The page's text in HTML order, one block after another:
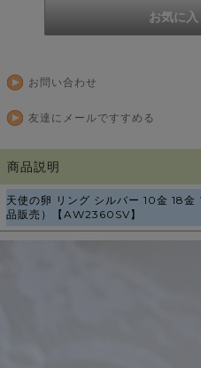
お問い合わせ
友達にメールですすめる
商品説明
天使の卵 リング シルバー 10金 18金
品販売）【AW2360SV】